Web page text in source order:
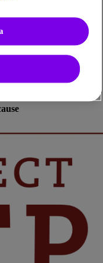
anemia
of schistocytes in